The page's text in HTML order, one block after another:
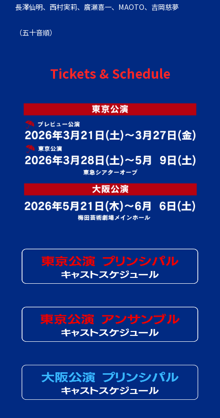
長澤仙明、西村実莉、廣瀬喜一、MAOTO、吉岡慈夢
（五十音順）
Tickets & Schedule